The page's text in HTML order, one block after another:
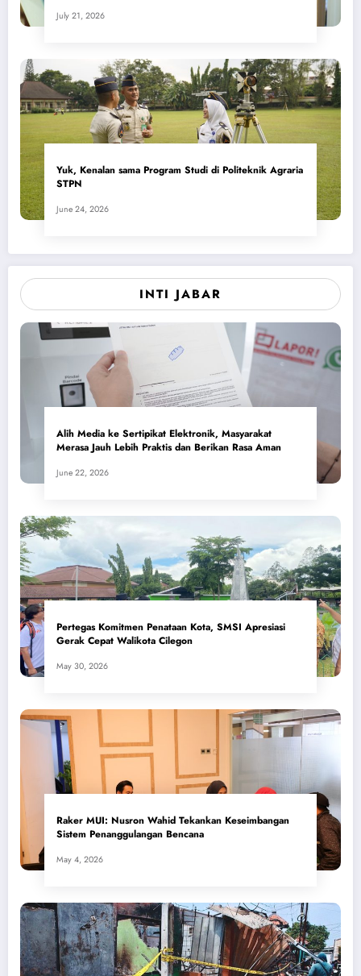
July 21, 2026
Yuk, Kenalan sama Program Studi di Politeknik Agraria
STPN
June 24, 2026
INTI JABAR
Alih Media ke Sertipikat Elektronik, Masyarakat
Merasa Jauh Lebih Praktis dan Berikan Rasa Aman
June 22, 2026
Pertegas Komitmen Penataan Kota, SMSI Apresiasi
Gerak Cepat Walikota Cilegon
May 30, 2026
​Raker MUI: Nusron Wahid Tekankan Keseimbangan
Sistem Penanggulangan Bencana
May 4, 2026